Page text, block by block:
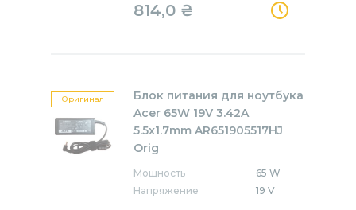
814,0 ₴
Оригинал
Блок питания для ноутбука
Acer 65W 19V 3.42A
5.5x1.7mm AR651905517HJ
Orig
Мощность
65 W
Напряжение
19 V